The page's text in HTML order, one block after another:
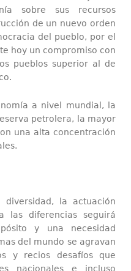
sobre sus recursos
de un nuevo orden
del pueblo, por el
hoy un compromiso con
pueblos superior al de
a nivel mundial, la
petrolera, la mayor
una alta concentración
la actuación
las diferencias seguirá
y una necesidad
del mundo se agravan
y recios desafíos que
nacionales e incluso